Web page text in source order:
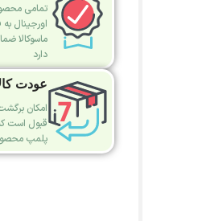
تمامی
اورجینال
ماسوکالا
دارد
عودت
امکان
قبول است
پلمپ